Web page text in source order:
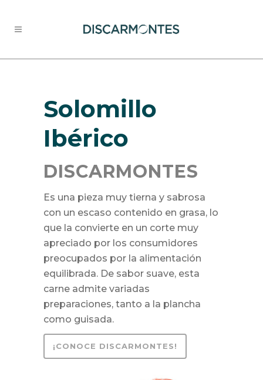
Solomillo
Ibérico
DISCARMONTES
Es una pieza muy tierna y sabrosa
con un escaso contenido en grasa, lo
que la convierte en un corte muy
apreciado por los consumidores
preocupados por la alimentación
equilibrada. De sabor suave, esta
carne admite variadas
preparaciones, tanto a la plancha
como guisada.
¡CONOCE DISCARMONTES!